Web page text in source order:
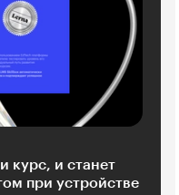
курс, и станет
при устройстве